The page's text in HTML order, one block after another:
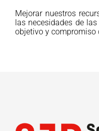
Mejorar nuestros
las necesidades de
objetivo y compromiso